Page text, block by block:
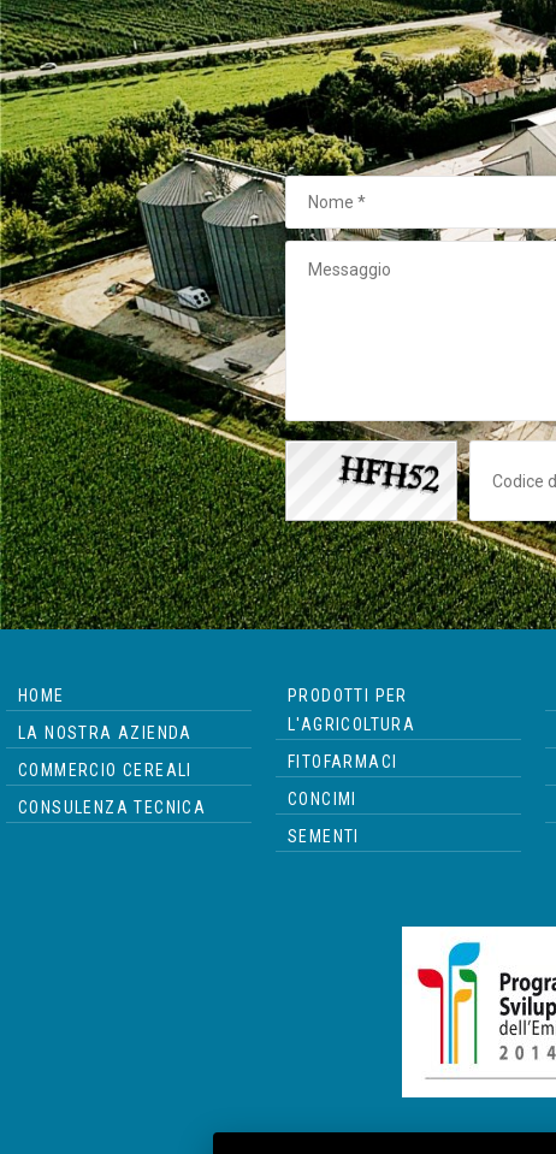
HOME
LA NOSTRA AZIENDA
COMMERCIO CEREALI
CONSULENZA TECNICA
PRODOTTI PER
L'AGRICOLTURA
FITOFARMACI
CONCIMI
SEMENTI